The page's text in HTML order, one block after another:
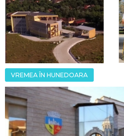
VREMEA ÎN HUNEDOARA